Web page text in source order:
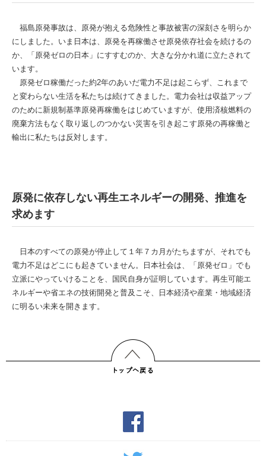
福島原発事故は、原発が抱える危険性と事故被害の深刻さを明らか
にしました。いま日本は、原発を再稼働させ原発依存社会を続けるの
か、「原発ゼロの日本」にすすむのか、大きな分かれ道に立たされて
います。
原発ゼロ稼働だった約2年のあいだ電力不足は起こらず、これまで
と変わらない生活を私たちは続けてきました。電力会社は収益アップ
のために新規制基準原発再稼働をはじめていますが、使用済核燃料の
廃棄方法もなく取り返しのつかない災害を引き起こす原発の再稼働と
輸出に私たちは反対します。
原発に依存しない再生エネルギーの開発、推進を
求めます
日本のすべての原発が停止して１年７カ月がたちますが、それでも
電力不足はどこにも起きていません。日本社会は、「原発ゼロ」でも
立派にやっていけることを、国民自身が証明しています。再生可能エ
ネルギーや省エネの技術開発と普及こそ、日本経済や産業・地域経済
に明るい未来を開きます。